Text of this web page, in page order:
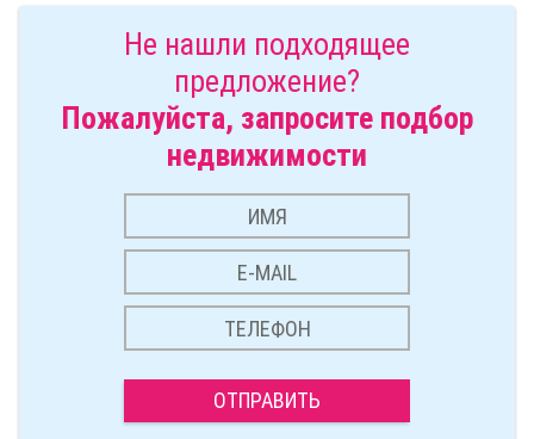
Не нашли подходящее
предложение?
Пожалуйста, запросите подбор
недвижимости
ОТПРАВИТЬ